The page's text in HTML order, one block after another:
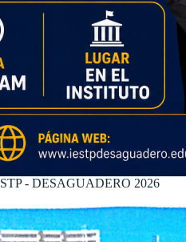
- DESAGUADERO 2026